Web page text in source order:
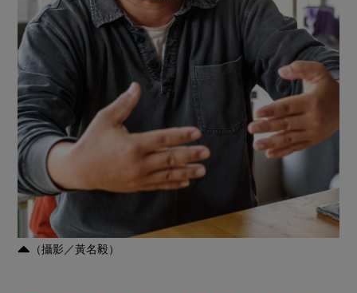
素食專區
樂齡友善
高麗菜海鮮煎餅
地區活動
社務會議 地區活動
活動報下載
（攝影／黃名毅）